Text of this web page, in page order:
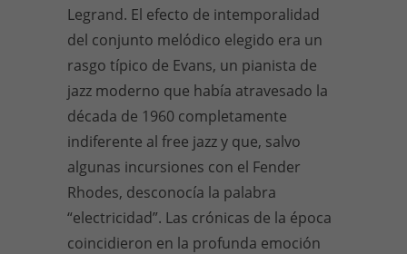
Legrand. El efecto de intemporalidad
del conjunto melódico elegido era un
rasgo típico de Evans, un pianista de
jazz moderno que había atravesado la
década de 1960 completamente
indiferente al free jazz y que, salvo
algunas incursiones con el Fender
Rhodes, desconocía la palabra
“electricidad”. Las crónicas de la época
coincidieron en la profunda emoción